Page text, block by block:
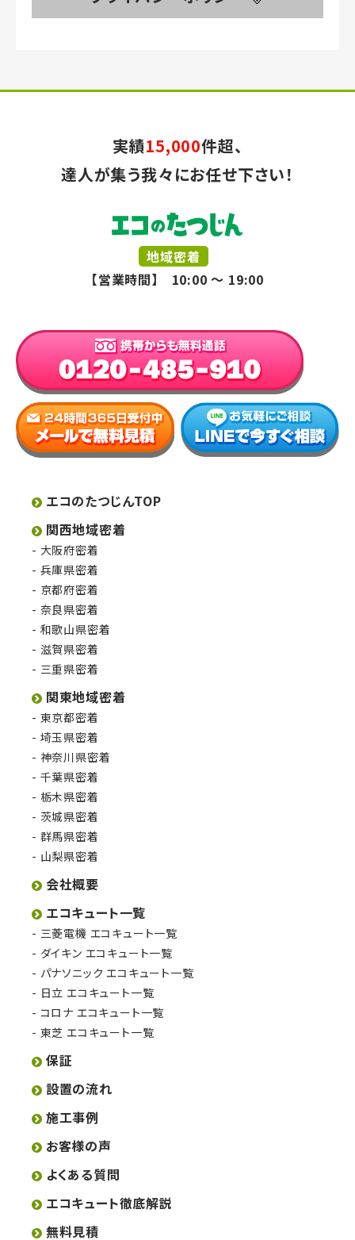
実績15,000件超、
達人が集う我々にお任せ下さい！
地域密着
【営業時間】 10:00 ～ 19:00
エコのたつじんTOP
関西地域密着
大阪府密着
兵庫県密着
京都府密着
奈良県密着
和歌山県密着
滋賀県密着
三重県密着
関東地域密着
東京都密着
埼玉県密着
神奈川県密着
千葉県密着
栃木県密着
茨城県密着
群馬県密着
山梨県密着
会社概要
エコキュート一覧
三菱電機 エコキュート一覧
ダイキン エコキュート一覧
パナソニック エコキュート一覧
日立 エコキュート一覧
コロナ エコキュート一覧
東芝 エコキュート一覧
保証
設置の流れ
施工事例
お客様の声
よくある質問
エコキュート徹底解説
無料見積